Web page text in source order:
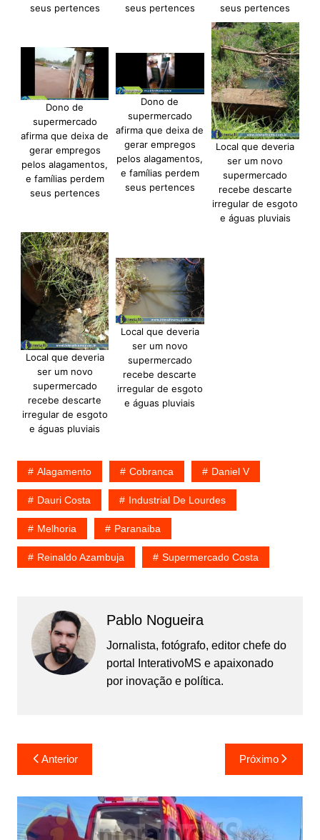
seus pertences seus pertences seus pertences
Dono de
supermercado
afirma que deixa de
gerar empregos
pelos alagamentos,
e famílias perdem
seus pertences
Dono de
supermercado
afirma que deixa de
gerar empregos
pelos alagamentos,
e famílias perdem
seus pertences
Local que deveria
ser um novo
supermercado
recebe descarte
irregular de esgoto
e águas pluviais
Local que deveria
ser um novo
supermercado
recebe descarte
irregular de esgoto
e águas pluviais
Local que deveria
ser um novo
supermercado
recebe descarte
irregular de esgoto
e águas pluviais
Alagamento Cobranca Daniel V
Dauri Costa Industrial De Lourdes
Melhoria Paranaiba
Reinaldo Azambuja Supermercado Costa
Pablo Nogueira
Jornalista, fotógrafo, editor chefe do
portal InterativoMS e apaixonado
por inovação e política.
Navegação
de
Post
Anterior Próximo